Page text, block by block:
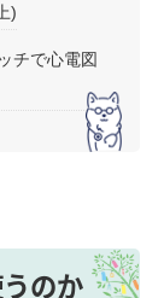
)
チで心電図
のか